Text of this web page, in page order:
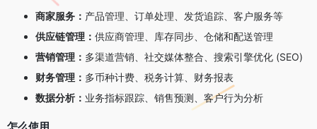
商家服务： 产品管理、订单处理、发货追踪、客户服务等
供应链管理： 供应商管理、库存同步、仓储和配送管理
营销管理： 多渠道营销、社交媒体整合、搜索引擎优化 (SEO)
财务管理： 多币种计费、税务计算、财务报表
数据分析： 业务指标跟踪、销售预测、客户行为分析